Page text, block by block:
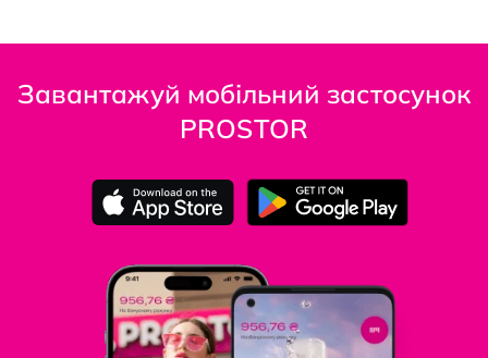
Завантажуй мобільний застосунок
PROSTOR